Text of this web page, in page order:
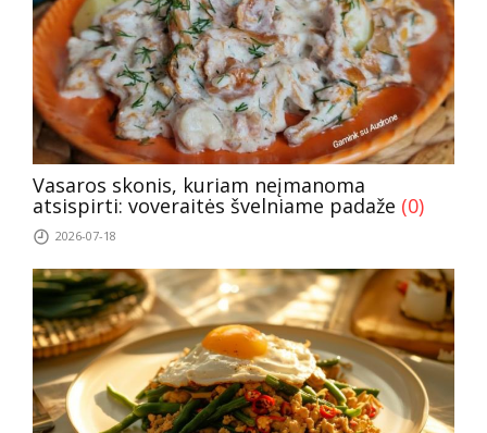
Vasaros skonis, kuriam neįmanoma
atsispirti: voveraitės švelniame padaže (0)
2026-07-18